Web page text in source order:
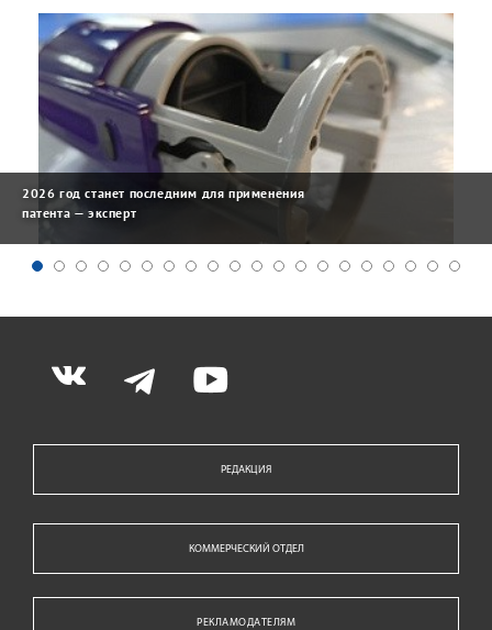
2026 год станет последним для применения
патента — эксперт
РЕДАКЦИЯ
КОММЕРЧЕСКИЙ ОТДЕЛ
РЕКЛАМОДАТЕЛЯМ